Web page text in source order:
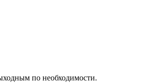
по необходимости.